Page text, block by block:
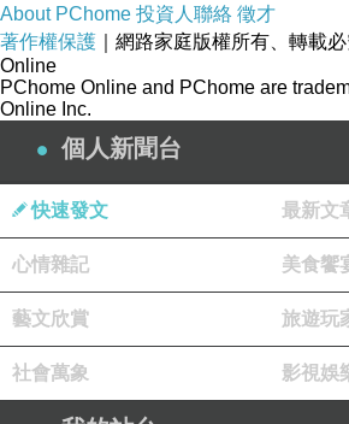
About PChome 投資人聯絡 徵才
著作權保護 ｜網路家庭版權所有、轉載
Online
PChome Online and PChome are
Online Inc.
個人新聞台
快速發文 最新文
心情雜記 美食饗
藝文欣賞 旅遊玩
社會萬象 影視娛